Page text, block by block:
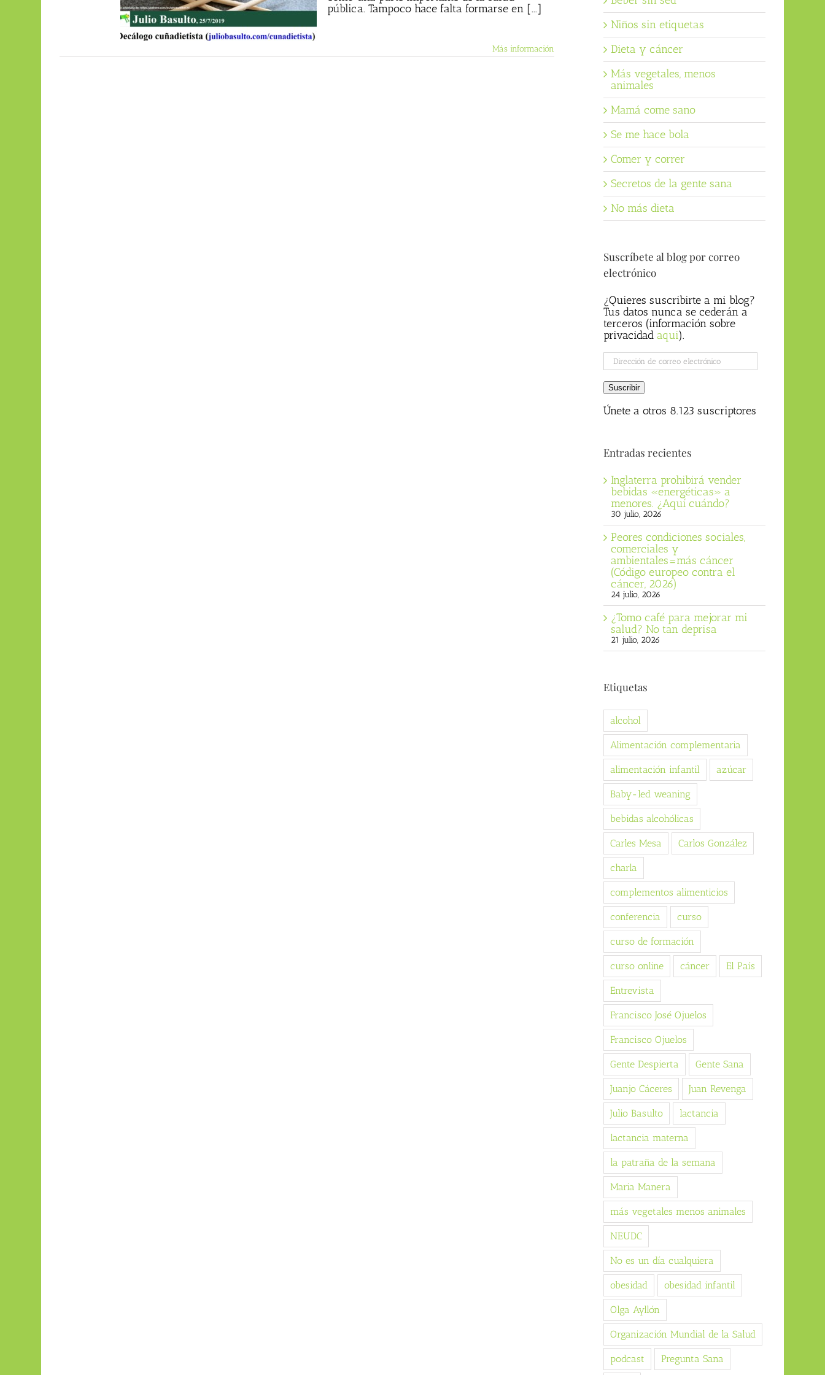
pública. Tampoco hace falta formarse en [...]
Más información
Niños sin etiquetas
Dieta y cáncer
Más vegetales, menos
animales
Mamá come sano
Se me hace bola
Comer y correr
Secretos de la gente sana
No más dieta
Suscríbete al blog por correo
electrónico
¿Quieres suscribirte a mi blog?
Tus datos nunca se cederán a
terceros (información sobre
privacidad aqui).
Dirección
de
correo
electrónico
Suscribir
Únete a otros 8.123 suscriptores
Entradas recientes
Inglaterra prohibirá vender
bebidas «energéticas» a
menores. ¿Aquí cuándo?
30 julio, 2026
Peores condiciones sociales,
comerciales y
ambientales=más cáncer
(Código europeo contra el
cáncer, 2026)
24 julio, 2026
¿Tomo café para mejorar mi
salud? No tan deprisa
21 julio, 2026
Etiquetas
alcohol
Alimentación complementaria
alimentación infantil azúcar
Baby-led weaning
bebidas alcohólicas
Carles Mesa Carlos González
charla
complementos alimenticios
conferencia curso
curso de formación
curso online cáncer El País
Entrevista
Francisco José Ojuelos
Francisco Ojuelos
Gente Despierta Gente Sana
Juanjo Cáceres Juan Revenga
Julio Basulto lactancia
lactancia materna
la patraña de la semana
Maria Manera
más vegetales menos animales
NEUDC
No es un día cualquiera
obesidad obesidad infantil
Olga Ayllón
Organización Mundial de la Salud
podcast Pregunta Sana